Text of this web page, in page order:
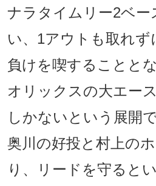
ナラタイムリー2ベー
い、1アウトも取れず
負けを喫することと
オリックスの大エー
しかないという展開
奥川の好投と村上の
り、リードを守ると